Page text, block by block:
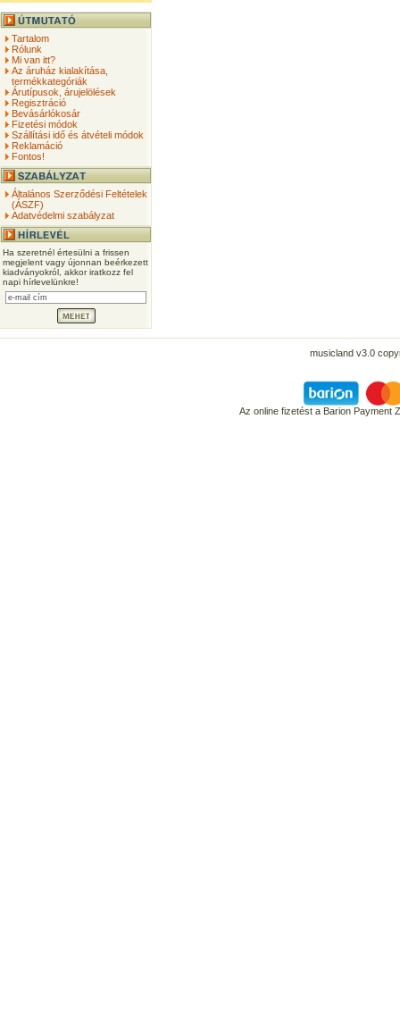
Tartalom
Rólunk
Mi van itt?
Az áruház kialakítása,
termékkategóriák
Árutípusok, árujelölések
Regisztráció
Bevásárlókosár
Fizetési módok
Szállítási idő és átvételi módok
Reklamáció
Fontos!
Általános Szerződési Feltételek
(ÁSZF)
Adatvédelmi szabályzat
Ha szeretnél értesülni a frissen
megjelent vagy újonnan beérkezett
kiadványokról, akkor iratkozz fel
napi hírlevelünkre!
musicland v3.0
Az online fizetést a Barion Payment